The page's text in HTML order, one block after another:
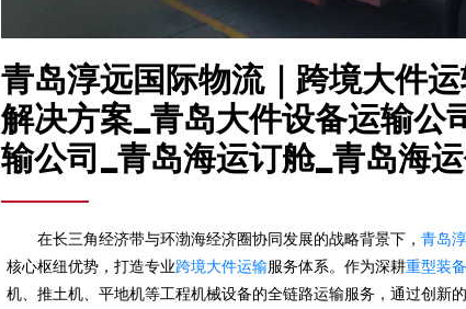
青岛淳远国际物流｜跨境大件
解决方案_青岛大件设备运输公
输公司_青岛海运订舱_青岛海
在长三角经济带与环渤海经济圈协同发展的战略背景下， 青岛
核心枢纽优势，打造专业跨境大件运输服务体系。作为深耕重型装
机、推土机、平地机等工程机械设备的全链路运输服务，通过创新